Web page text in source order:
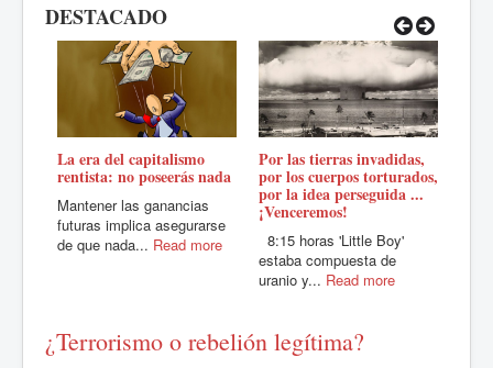
DESTACADO
La era del capitalismo
rentista: no poseerás nada
Mantener las ganancias
futuras implica asegurarse
de que nada... Read more
Por las tierras invadidas,
por los cuerpos torturados,
por la idea perseguida ...
¡Venceremos!
8:15 horas 'Little Boy'
estaba compuesta de
uranio y... Read more
¿Terrorismo o rebelión legítima?